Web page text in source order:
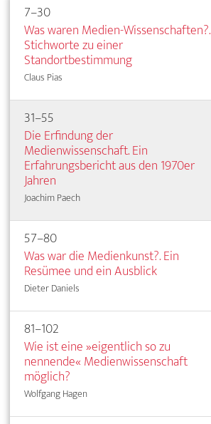
7–30
Was waren Medien-Wissenschaften?.
Stichworte zu einer
Standortbestimmung
Claus Pias
31–55
Die Erfindung der
Medienwissenschaft. Ein
Erfahrungsbericht aus den 1970er
Jahren
Joachim Paech
57–80
Was war die Medienkunst?. Ein
Resümee und ein Ausblick
Dieter Daniels
81–102
Wie ist eine »eigentlich so zu
nennende« Medienwissenschaft
möglich?
Wolfgang Hagen